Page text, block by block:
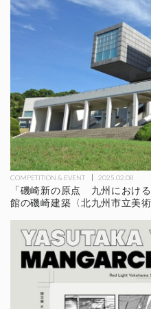
COMPETITION & EVENT 2025.02.08
「磯崎新の原点 九州におけ
館の磯崎建築〈北九州市立美